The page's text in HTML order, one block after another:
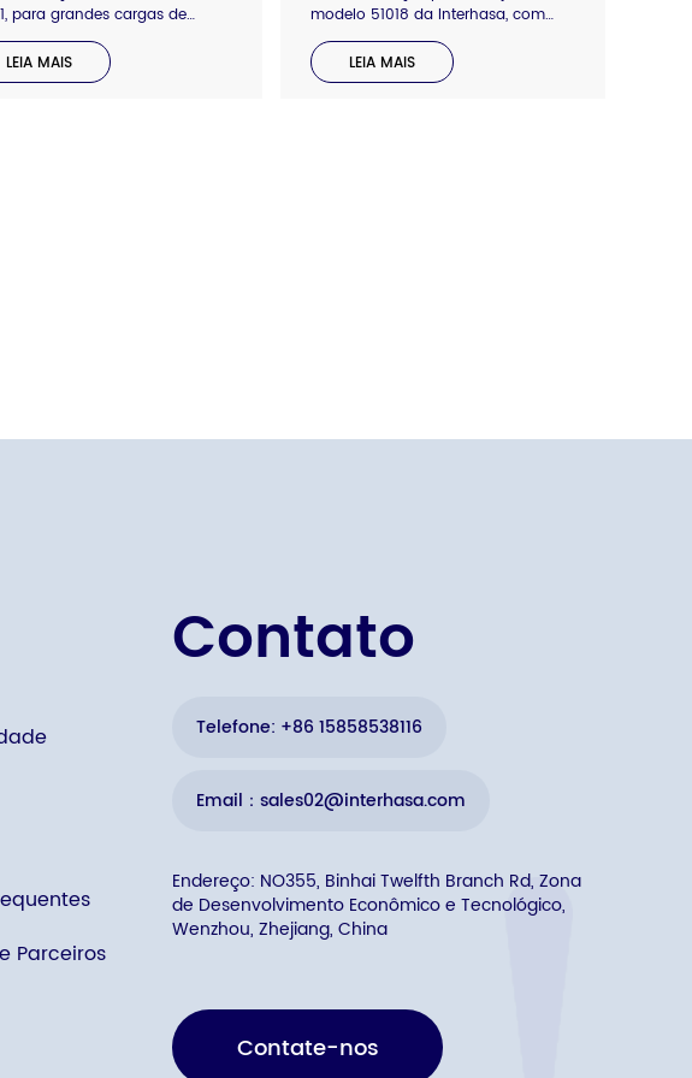
para grandes cargas de
redondos, com prateleira
disponível para escolha,
cores podem ser
LEIA MAIS
modelo 51018 da Interhasa, com
largura específica menor que 9,5,
diâmetro do núcleo maior que 7,5,
diâmetro do rolo menor que 24 cm,
LEIA MAIS
Parceiros
Contato
Telefone: +86 15858538116
Email：sales02@interhasa.com
Endereço: NO355, Binhai Twelfth Branch Rd, Zona
de Desenvolvimento Econômico e Tecnológico,
Wenzhou, Zhejiang, China
Contate-nos